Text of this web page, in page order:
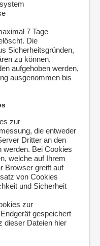
7 Tage
Die
Sicherheitsgründen,
zu können.
aufgehoben werden,
ausgenommen bis
zur
die entweder
Dritter an den
werden. Bei Cookies
welche auf Ihrem
Browser greift auf
von Cookies
und Sicherheit
zur
gespeichert
dieser Dateien hier